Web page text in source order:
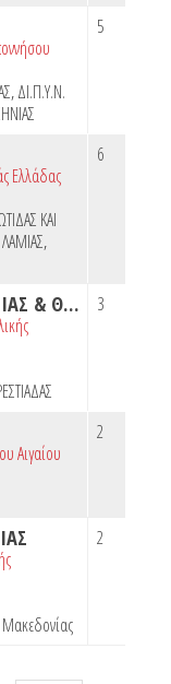
,ΔΙ.Π.Υ.Ν.
5
Ελλάδας
ΚΑΙ
,
6
ΠΕ.ΠΥ.Δ. ΑΝΑΤΟΛ. ΜΑΚΕΔΟΝΙΑΣ & ΘΡΑΚΗΣ 3
Αιγαίου
2
2